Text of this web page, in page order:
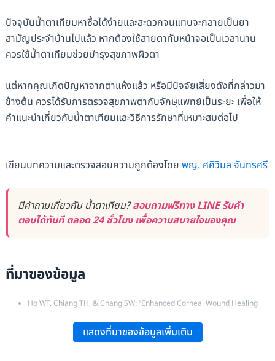
ปัจจุบันน้ำตาเทียมหาซื้อได้ง่ายและสะดวกจนแทบจะกลายเป็นยา
สามัญประจำบ้านไปแล้ว หากต้องใช้สายตากับหน้าจอเป็นเวลานาน
ควรใช้น้ำตาเทียมช่วยบำรุงสุขภาพผิวตา
แต่หากคุณเกิดปัญหาจากตาแห้งแล้ว หรือมีปัจจัยเสี่ยงดังที่กล่าวมา
ข้างต้น ควรได้รับการตรวจสุขภาพตากับจักษุแพทย์เป็นระยะ เพื่อให้
คำแนะนำเกี่ยวกับน้ำตาเทียมและวิธีการรักษาที่เหมาะสมต่อไป
เขียนบทความและตรวจสอบความถูกต้องโดย พญ. ศศิวิมล จันทรศรี
มีคำถามเกี่ยวกับ น้ำตาเทียม?สอบถามฟรีทาง LINE รับคำ
ตอบได้ทันที ตลอด 24 ชั่วโมง เพื่อความสบายใจของคุณ
ที่มาของข้อมูล
Ho WT, Chiang TH, & Chang SW: “Enhanced Corneal Wound Healing
Experimental Optometry, 20, 548–553.
แสดงที่มาของข้อมูลเพิ่มเติม